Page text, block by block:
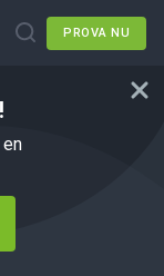
PROVA NU